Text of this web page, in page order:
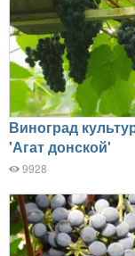
Виноград
'Агат донской'
9928